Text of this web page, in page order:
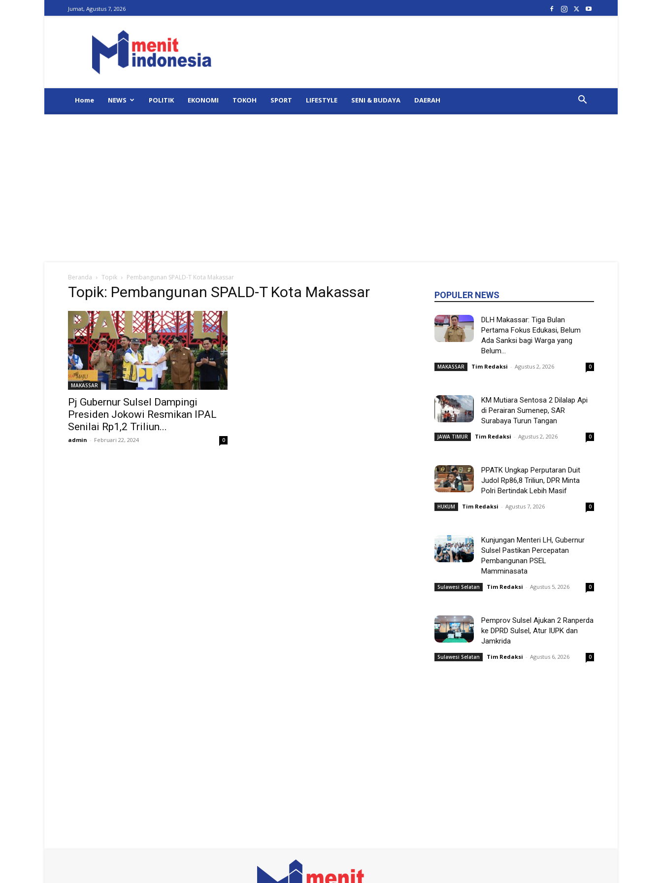
Jumat, Agustus 7, 2026
Indonesia
Home NEWS POLITIK EKONOMI TOKOH SPORT LIFESTYLE SENI & BUDAYA DAERAH
Beranda Topik Pembangunan SPALD-T Kota Makassar
Topik: Pembangunan SPALD-T Kota Makassar
MAKASSAR
Pj Gubernur Sulsel Dampingi
Presiden Jokowi Resmikan IPAL
Senilai Rp1,2 Triliun...
admin - Februari 22, 2024 0
POPULER NEWS
DLH Makassar: Tiga Bulan
Pertama Fokus Edukasi, Belum
Ada Sanksi bagi Warga yang
Belum...
MAKASSAR Tim Redaksi - Agustus 2, 2026 0
KM Mutiara Sentosa 2 Dilalap Api
di Perairan Sumenep, SAR
Surabaya Turun Tangan
JAWA TIMUR Tim Redaksi - Agustus 2, 2026 0
PPATK Ungkap Perputaran Duit
Judol Rp86,8 Triliun, DPR Minta
Polri Bertindak Lebih Masif
HUKUM Tim Redaksi - Agustus 7, 2026 0
Kunjungan Menteri LH, Gubernur
Sulsel Pastikan Percepatan
Pembangunan PSEL
Mamminasata
Sulawesi Selatan Tim Redaksi - Agustus 5, 2026 0
Pemprov Sulsel Ajukan 2 Ranperda
ke DPRD Sulsel, Atur IUPK dan
Jamkrida
Sulawesi Selatan Tim Redaksi - Agustus 6, 2026 0